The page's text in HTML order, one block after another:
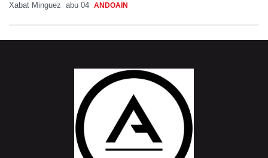
Xabat Minguez abu 04 ANDOAIN